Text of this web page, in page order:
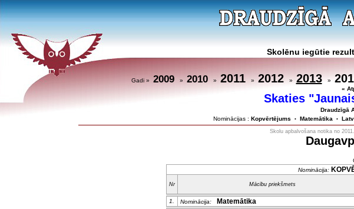
Skolēnu iegūtie
Gadi » 2009» 2010» 2011» 2012» 2013»
«
Skaties
Draudzīgā
Nominācijas : Kopvērtējums • Matemātika •
Skolu apbalvošana notika no
Nominācija:
Nr Mācību priekšmets
1. Nominācija: Matemātika